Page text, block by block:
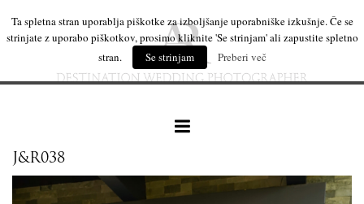
naše delo
J&R038
Ta spletna stran uporablja piškotke za izboljšanje uporabniške izkušnje. Če se
strinjate z uporabo piškotkov, prosimo kliknite 'Se strinjam' ali zapustite spletno
stran.
Se strinjam Preberi več